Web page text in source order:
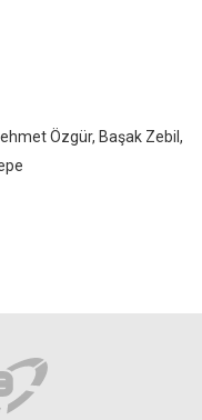
Özgür, Başak Zebil,